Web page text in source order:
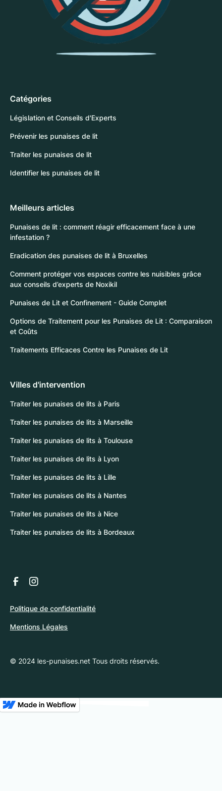
Catégories
Législation et Conseils d'Experts
Prévenir les punaises de lit
Traiter les punaises de lit
Identifier les punaises de lit
Meilleurs articles
Punaises de lit : comment réagir efficacement face à une
infestation ?
Eradication des punaises de lit à Bruxelles
Comment protéger vos espaces contre les nuisibles grâce
aux conseils d’experts de Noxikil
Punaises de Lit et Confinement - Guide Complet
Options de Traitement pour les Punaises de Lit : Comparaison
et Coûts
Traitements Efficaces Contre les Punaises de Lit
Villes d'intervention
Traiter les punaises de lits à Paris
Traiter les punaises de lits à Marseille
Traiter les punaises de lits à Toulouse
Traiter les punaises de lits à Lyon
Traiter les punaises de lits à Lille
Traiter les punaises de lits à Nantes
Traiter les punaises de lits à Nice
Traiter les punaises de lits à Bordeaux
© 2024 les-punaises.net Tous droits réservés.
Politique de confidentialité
Mentions Légales